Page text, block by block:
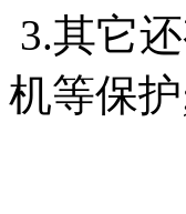
3.其它
机等保